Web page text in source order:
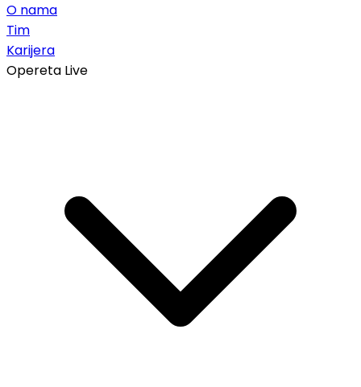
O nama
Tim
Karijera
Opereta Live